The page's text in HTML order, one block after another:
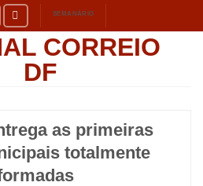
SEMANÁRIO
as primeiras
totalmente